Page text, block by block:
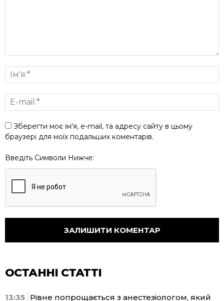
Зберегти моє ім'я, e-mail, та адресу сайту в цьому
браузері для моїх подальших коментарів.
Введіть Символи Нижче:
ОСТАННІ СТАТТІ
13:35 Рівне попрощається з анестезіологом, який